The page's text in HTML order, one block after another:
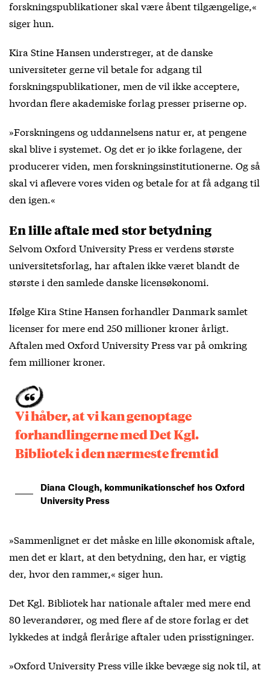
forskningspublikationer skal være åbent tilgængelige,«
siger hun.
Kira Stine Hansen understreger, at de danske
universiteter gerne vil betale for adgang til
forskningspublikationer, men de vil ikke acceptere,
hvordan flere akademiske forlag presser priserne op.
»Forskningens og uddannelsens natur er, at pengene
skal blive i systemet. Og det er jo ikke forlagene, der
producerer viden, men forskningsinstitutionerne. Og så
skal vi aflevere vores viden og betale for at få adgang til
den igen.«
En lille aftale med stor betydning
Selvom Oxford University Press er verdens største
universitetsforlag, har aftalen ikke været blandt de
største i den samlede danske licensøkonomi.
Ifølge Kira Stine Hansen forhandler Danmark samlet
licenser for mere end 250 millioner kroner årligt.
Aftalen med Oxford University Press var på omkring
fem millioner kroner.
Vi håber, at vi kan genoptage
forhandlingerne med Det Kgl.
Bibliotek i den nærmeste fremtid
Diana Clough, kommunikationschef hos Oxford
University Press
»Sammenlignet er det måske en lille økonomisk aftale,
men det er klart, at den betydning, den har, er vigtig
der, hvor den rammer,« siger hun.
Det Kgl. Bibliotek har nationale aftaler med mere end
80 leverandører, og med flere af de store forlag er det
lykkedes at indgå flerårige aftaler uden prisstigninger.
»Oxford University Press ville ikke bevæge sig nok til, at